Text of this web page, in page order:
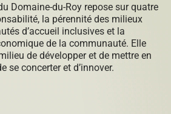
Domaine-du-Roy repose sur quatre
la pérennité des milieux
d’accueil inclusives et la
de la communauté. Elle
de développer et de mettre en
se concerter et d’innover.